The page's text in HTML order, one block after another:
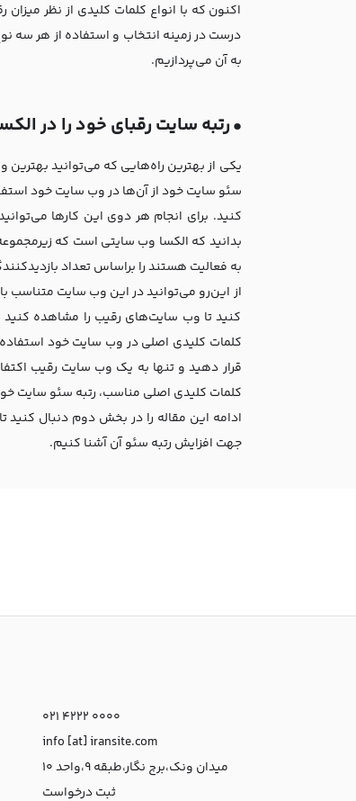
اکنون که با انواع کلمات کلیدی از نظر
درست در زمینه انتخاب و استفاده از هر سه
به آن می‌پردازیم.
•رتبه سایت رقبای خود را در
یکی از بهترین راه‌هایی که می‌توانید
سئو سایت خود از آن‌ها در وب سایت خود
کنید. برای انجام هر دوی این کارها
بدانید که الکسا وب سایتی است که
به فعالیت هستند را براساس تعداد
از این‌رو می‌توانید در این وب سایت متناسب
کنید تا وب سایت‌های رقیب را مشاهده
کلمات کلیدی اصلی در وب سایت خود
قرار دهید و تنها به یک وب سایت رقیب
کلمات کلیدی اصلی مناسب، رتبه سئو سایت
ادامه این مقاله را در بخش دوم دنبال کنید
جهت افزایش رتبه سئو آن آشنا کنیم.
021 4222 0000
info [at] iransite.com
میدان ونک،برج نگار،طبقه 9،واحد 10
ثبت درخواست